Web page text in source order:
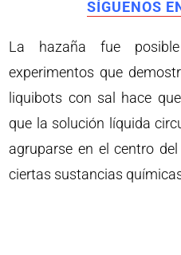
SÍGUENOS
La hazaña fue
experimentos que
liquibots con sal hace
que la solución líquida
agruparse en el centro
ciertas sustancias